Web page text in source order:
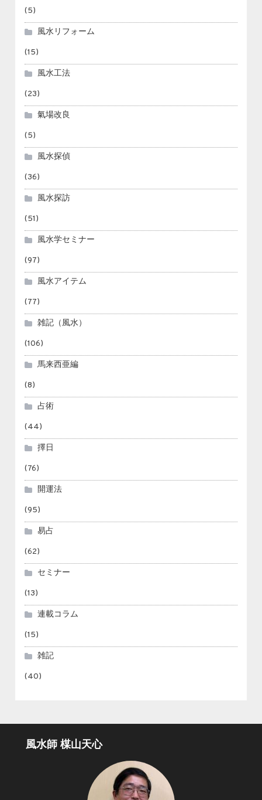
(5)
風水リフォーム
(15)
風水工法
(23)
氣場改良
(5)
風水探偵
(36)
風水探訪
(51)
風水学セミナー
(97)
風水アイテム
(77)
雑記（風水）
(106)
馬来西亜編
(8)
占術
(44)
擇日
(76)
開運法
(95)
易占
(62)
セミナー
(13)
連載コラム
(15)
雑記
(40)
風水師 楳山天心